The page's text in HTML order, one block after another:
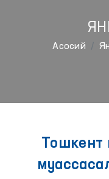
Aсосий
Тошкент